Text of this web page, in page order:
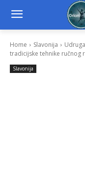
Home Slavonija
tradicijske tehnike ručnog
Slavonija